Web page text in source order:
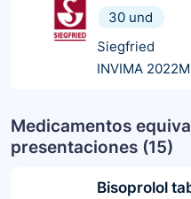
30 und
Siegfried
INVIMA
Medicamentos
presentaciones (15)
Bisoprolol